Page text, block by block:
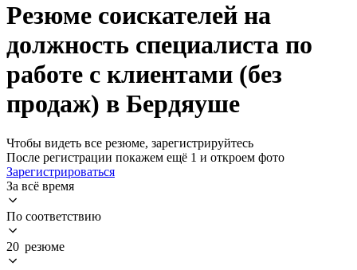
Резюме соискателей на
должность специалиста по
работе с клиентами (без
продаж) в Бердяуше
Чтобы видеть все резюме, зарегистрируйтесь
После регистрации покажем ещё 1 и откроем фото
Зарегистрироваться
За всё время
По соответствию
20 резюме